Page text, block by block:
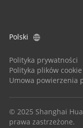
Polityka prywatności
Polityka plików cookie
Umowa powierzenia
Polski
© 2025 Shanghai
prawa zastrzeżone.